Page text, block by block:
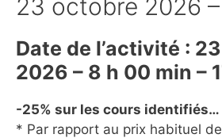
23 octobre 2026
Date de l’activité :
2026 – 8 h 00 min –
-25% sur les cours
* Par rapport au prix habituel